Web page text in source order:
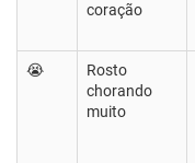
coração
😭
Rosto
chorando
muito